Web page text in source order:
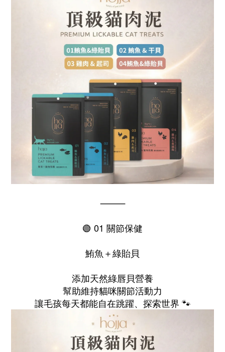
⸻
🟢 01 關節保健
鮪魚＋綠貽貝
添加天然綠唇貝營養
幫助維持貓咪關節活動力
讓毛孩每天都能自在跳躍、探索世界 🐾